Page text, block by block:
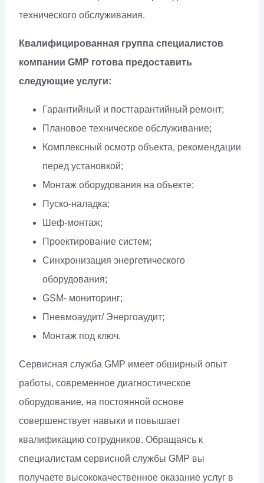
технического обслуживания.
Квалифицированная группа специалистов
компании GMP готова предоставить
следующие услуги:
Гарантийный и постгарантийный ремонт;
Плановое техническое обслуживание;
Комплексный осмотр объекта, рекомендации
перед установкой;
Монтаж оборудования на объекте;
Пуско-наладка;
Шеф-монтаж;
Проектирование систем;
Синхронизация энергетического
оборудования;
GSM- мониторинг;
Пневмоаудит/ Энергоаудит;
Монтаж под ключ.
Сервисная служба GMP имеет обширный опыт
работы, современное диагностическое
оборудование, на постоянной основе
совершенствует навыки и повышает
квалификацию сотрудников. Обращаясь к
специалистам сервисной службы GMP вы
получаете высококачественное оказание услуг в